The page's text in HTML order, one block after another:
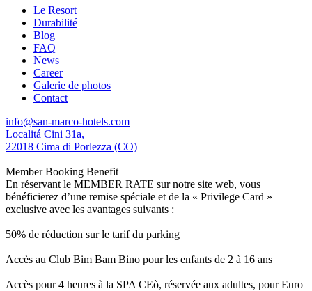
Le Resort
Durabilité
Blog
FAQ
News
Career
Galerie de photos
Contact
info@san-marco-hotels.com
Localitá Cini 31a,
22018 Cima di Porlezza (CO)
Member Booking Benefit
En réservant le MEMBER RATE sur notre site web, vous
bénéficierez d’une remise spéciale et de la « Privilege Card »
exclusive avec les avantages suivants :
50% de réduction sur le tarif du parking
Accès au Club Bim Bam Bino pour les enfants de 2 à 16 ans
Accès pour 4 heures à la SPA CEò, réservée aux adultes, pour Euro